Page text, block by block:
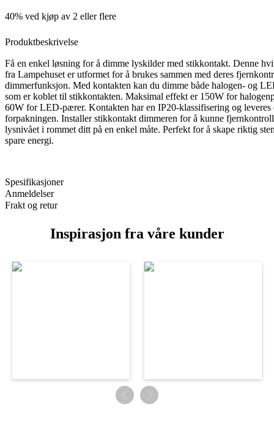
40% ved kjøp av 2 eller flere
Produktbeskrivelse
Få en enkel løsning for å dimme lyskilder med stikkontakt. Denne
fra Lampehuset er utformet for å brukes sammen med deres
dimmerfunksjon. Med kontakten kan du dimme både halogen- og
som er koblet til stikkontakten. Maksimal effekt er 150W for
60W for LED-pærer. Kontakten har en IP20-klassifisering og leveres
forpakningen. Installer stikkontakt dimmeren for å kunne
lysnivået i rommet ditt på en enkel måte. Perfekt for å skape riktig
spare energi.
Spesifikasjoner
Anmeldelser
Frakt og retur
Inspirasjon fra våre kunder